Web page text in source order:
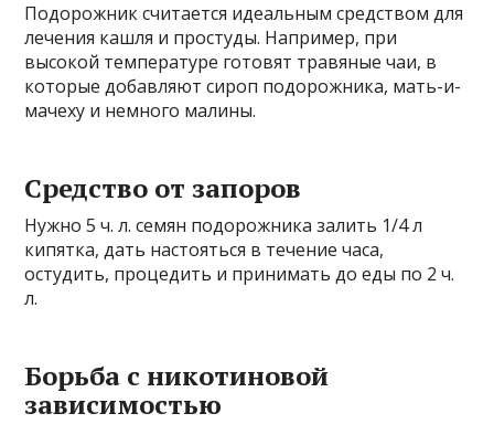
Подорожник считается идеальным средством для
лечения кашля и простуды. Например, при
высокой температуре готовят травяные чаи, в
которые добавляют сироп подорожника, мать-и-
мачеху и немного малины.
Средство от запоров
Нужно 5 ч. л. семян подорожника залить 1/4 л
кипятка, дать настояться в течение часа,
остудить, процедить и принимать до еды по 2 ч.
л.
Борьба с никотиновой
зависимостью